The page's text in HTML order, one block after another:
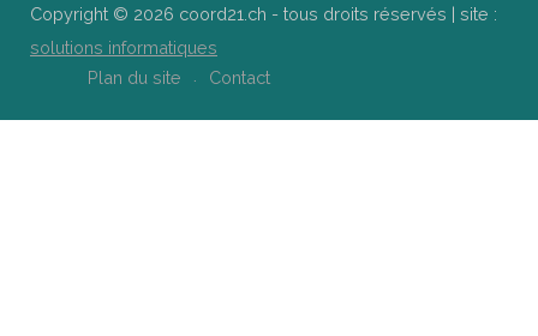
Copyright © 2026 coord21.ch - tous droits réservés | site :
solutions informatiques
Plan du site
Contact